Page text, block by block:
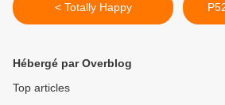
< Totally Happy
Hébergé par Overblog
Top articles